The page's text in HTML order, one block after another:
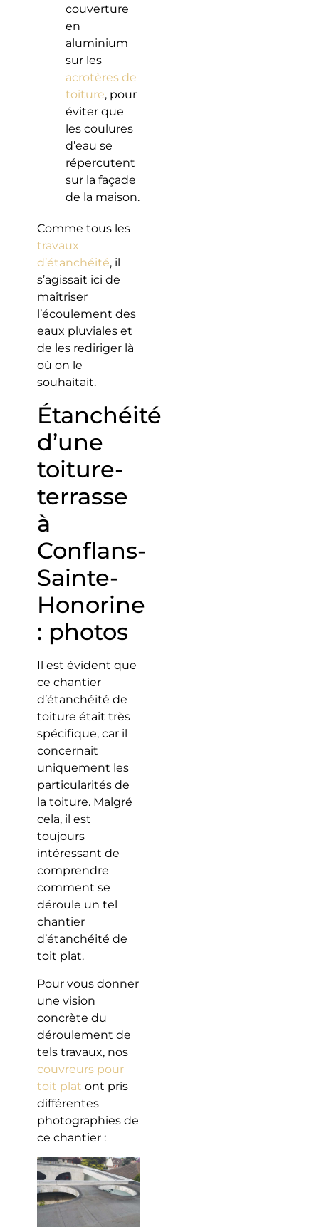
couverture
en
aluminium
sur les
acrotères de
toiture, pour
éviter que
les coulures
d’eau se
répercutent
sur la façade
de la maison.
Comme tous les
travaux
d’étanchéité, il
s’agissait ici de
maîtriser
l’écoulement des
eaux pluviales et
de les rediriger là
où on le
souhaitait.
Étanchéité
d’une
toiture-
terrasse
à
Conflans-
Sainte-
Honorine
: photos
Il est évident que
ce chantier
d’étanchéité de
toiture était très
spécifique, car il
concernait
uniquement les
particularités de
la toiture. Malgré
cela, il est
toujours
intéressant de
comprendre
comment se
déroule un tel
chantier
d’étanchéité de
toit plat.
Pour vous donner
une vision
concrète du
déroulement de
tels travaux, nos
couvreurs pour
toit plat ont pris
différentes
photographies de
ce chantier :